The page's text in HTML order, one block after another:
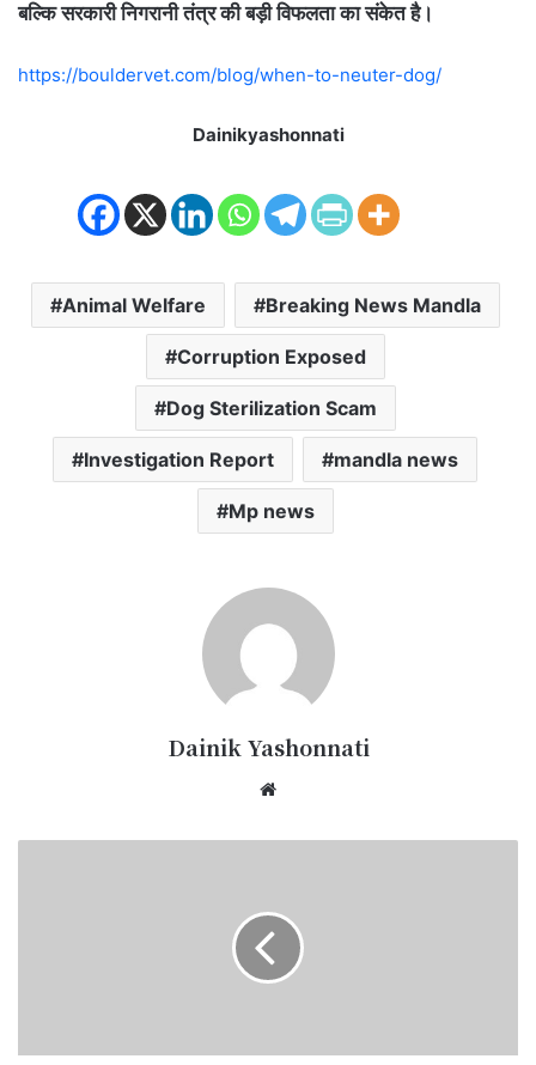
बल्कि सरकारी निगरानी तंत्र की बड़ी विफलता का संकेत है।
https://bouldervet.com/blog/when-to-neuter-dog/
Dainikyashonnati
Animal Welfare Breaking News Mandla
Corruption Exposed
Dog Sterilization Scam
Investigation Report mandla news
Mp news
Dainik Yashonnati
की